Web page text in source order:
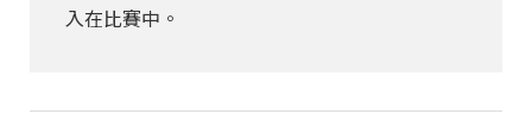
入在比賽中。